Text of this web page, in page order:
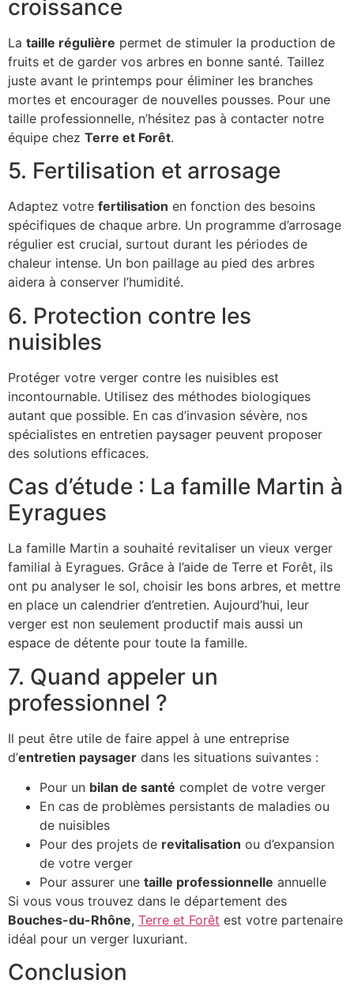
croissance
La taille régulière permet de stimuler la production de
fruits et de garder vos arbres en bonne santé. Taillez
juste avant le printemps pour éliminer les branches
mortes et encourager de nouvelles pousses. Pour une
taille professionnelle, n’hésitez pas à contacter notre
équipe chez Terre et Forêt.
5. Fertilisation et arrosage
Adaptez votre fertilisation en fonction des besoins
spécifiques de chaque arbre. Un programme d’arrosage
régulier est crucial, surtout durant les périodes de
chaleur intense. Un bon paillage au pied des arbres
aidera à conserver l’humidité.
6. Protection contre les
nuisibles
Protéger votre verger contre les nuisibles est
incontournable. Utilisez des méthodes biologiques
autant que possible. En cas d’invasion sévère, nos
spécialistes en entretien paysager peuvent proposer
des solutions efficaces.
Cas d’étude : La famille Martin à
Eyragues
La famille Martin a souhaité revitaliser un vieux verger
familial à Eyragues. Grâce à l’aide de Terre et Forêt, ils
ont pu analyser le sol, choisir les bons arbres, et mettre
en place un calendrier d’entretien. Aujourd’hui, leur
verger est non seulement productif mais aussi un
espace de détente pour toute la famille.
7. Quand appeler un
professionnel ?
Il peut être utile de faire appel à une entreprise
d’entretien paysager dans les situations suivantes :
Pour un bilan de santé complet de votre verger
En cas de problèmes persistants de maladies ou
de nuisibles
Pour des projets de revitalisation ou d’expansion
de votre verger
Pour assurer une taille professionnelle annuelle
Si vous vous trouvez dans le département des
Bouches-du-Rhône, Terre et Forêt est votre partenaire
idéal pour un verger luxuriant.
Conclusion